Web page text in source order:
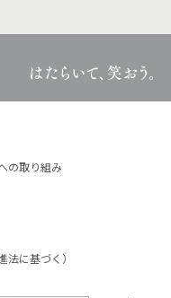
の取り組み
に基づく）